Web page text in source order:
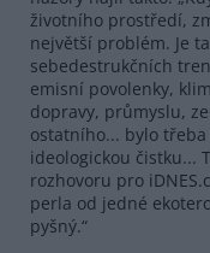
životního prostředí,
největší problém. Je
sebedestrukčních
emisní povolenky,
dopravy, průmyslu,
ostatního... bylo
ideologickou čistku...
rozhovoru pro
perla od jedné
pyšný.“